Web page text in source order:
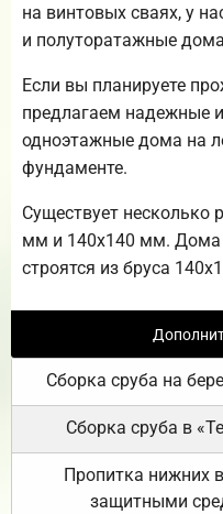
на винтовых сваях, у
и полуторатажные
Если вы планируете
предлагаем надежные
одноэтажные дома на
фундаменте.
Существует несколько
мм и 140х140 мм. Дома
строятся из бруса
Сборка сруба на
Сборка сруба в
Пропитка нижних
защитными